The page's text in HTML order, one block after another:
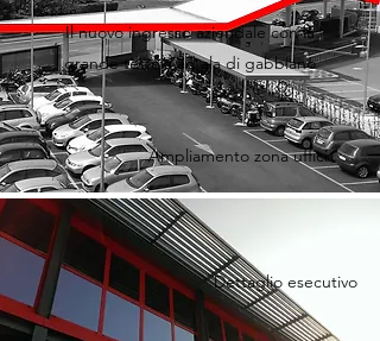
Il nuovo ingresso aziendale con la
grande tettoia ad ala di gabbiano
Ampliamento zona uffici
Dettaglio esecutivo